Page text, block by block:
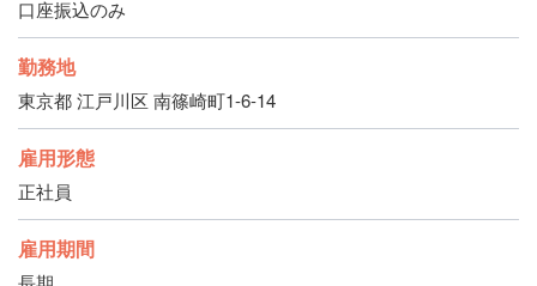
口座振込のみ
勤務地
東京都 江戸川区 南篠崎町1-6-14
雇用形態
正社員
雇用期間